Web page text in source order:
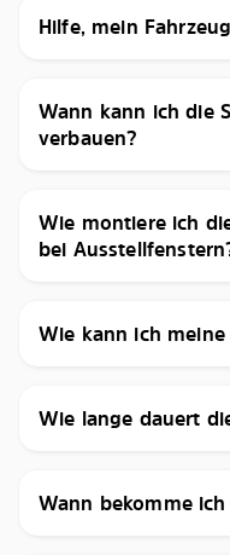
Hilfe, mein
Wann kann ich die
verbauen?
Wie montiere ich
bei
Wie kann ich
Wie lange dauert
Wann bekomme